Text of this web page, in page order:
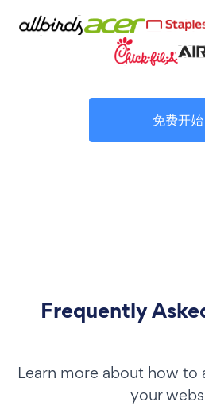
免费开始
Frequently
Learn more about how to
your